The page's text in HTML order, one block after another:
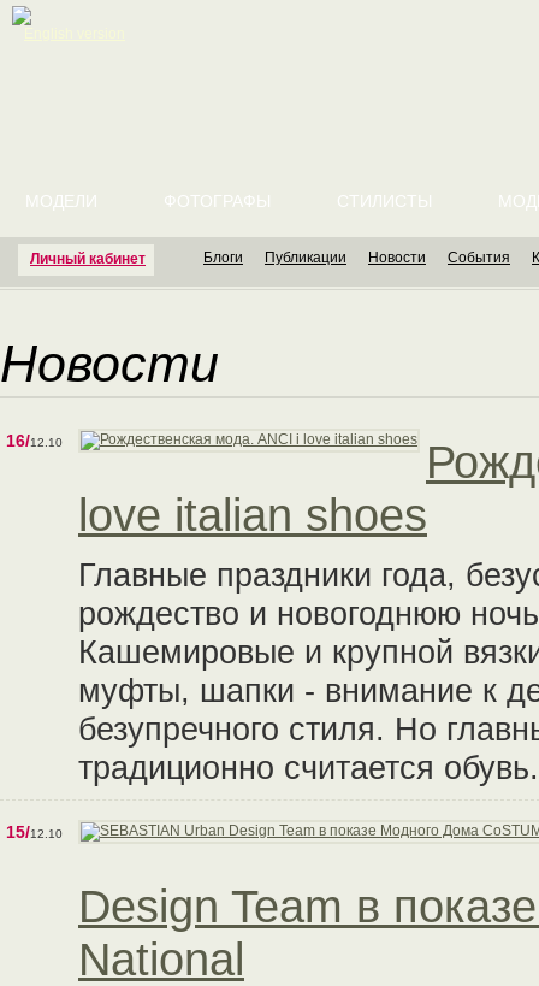
Личный кабинет
МОДЕЛИ ФОТОГРАФЫ СТИЛИСТЫ
Блоги Публикации Новости События
Новости
16/12.10
love italian shoes
Главные праздники года,
рождество и новогоднюю
Кашемировые и крупной
муфты, шапки - внимание к
безупречного стиля. Но
традиционно считается обувь.
15/12.10
Design Team в
National